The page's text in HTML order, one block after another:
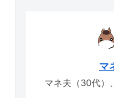
マ
マネ夫（30代）